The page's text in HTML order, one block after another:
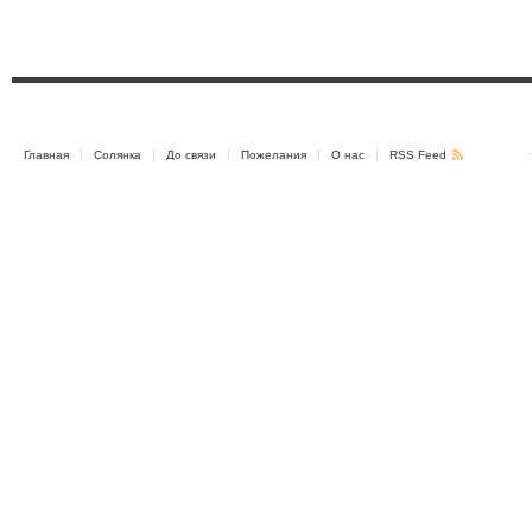
Главная Солянка До связи Пожелания О нас RSS Feed